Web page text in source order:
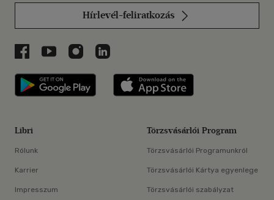
Hírlevél-feliratkozás
Libri a Facebookon
Libri a Youtube-on
Libri az Instagramon
Libri a LinkedInen
Libri applikáció Szerezd meg: Google
Libri
Rólunk
Karrier
Impresszum
Törzsvásárlói Program
Törzsvásárlói Programunkról
Törzsvásárlói Kártya egyenlege
Törzsvásárlói szabályzat